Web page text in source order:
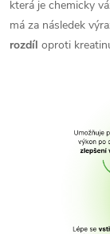
která je chemicky
má za následek
rozdíl oproti